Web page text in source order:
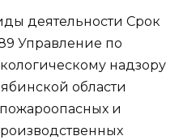
деятельности Срок
Управление по
надзору
области
и